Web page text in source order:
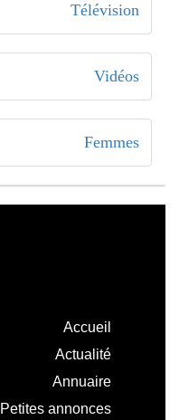
Télévision
Vidéos
Femmes
Accueil
Actualité
Annuaire
Petites annonces